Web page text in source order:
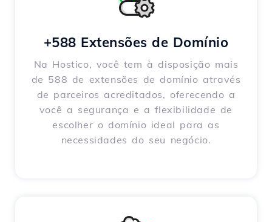
+588 Extensões de Domínio
Na Hostico, você tem à disposição mais
de 588 de extensões de domínio através
de parceiros acreditados, oferecendo a
você a segurança e a flexibilidade de
escolher o domínio ideal para as
necessidades do seu negócio.